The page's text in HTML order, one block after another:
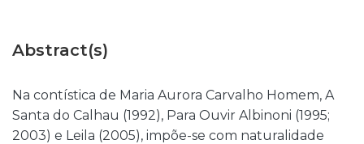
Abstract(s)
Na contística de Maria Aurora Carvalho Homem, A
Santa do Calhau (1992), Para Ouvir Albinoni (1995;
2003) e Leila (2005), impõe-se com naturalidade